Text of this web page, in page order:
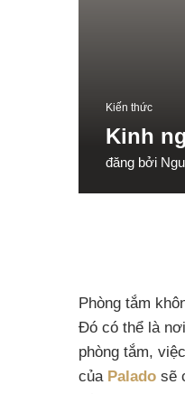
Kiến thức
Kinh
đăng bởi
Phòng tắm
Đó có thể là
phòng tắm,
của Palado sẽ